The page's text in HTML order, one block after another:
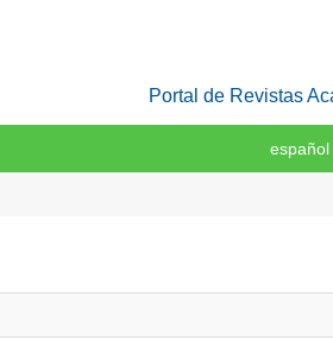
Portal de Revistas
español